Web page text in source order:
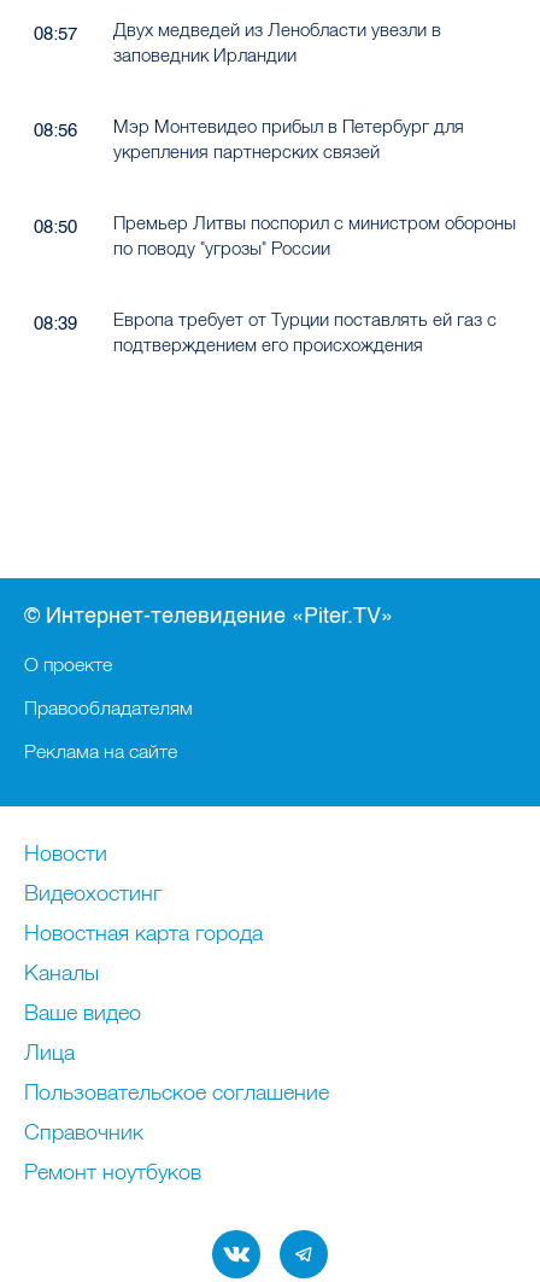
08:57
Двух медведей из Ленобласти увезли в
заповедник Ирландии
08:56
Мэр Монтевидео прибыл в Петербург для
укрепления партнерских связей
08:50
Премьер Литвы поспорил с министром обороны
по поводу "угрозы" России
08:39
Европа требует от Турции поставлять ей газ с
подтверждением его происхождения
© Интернет-телевидение «Piter.TV»
О проекте
Правообладателям
Реклама на сайте
Новости
Видеохостинг
Новостная карта города
Каналы
Ваше видео
Лица
Пользовательское соглашение
Справочник
Ремонт нoутбуков